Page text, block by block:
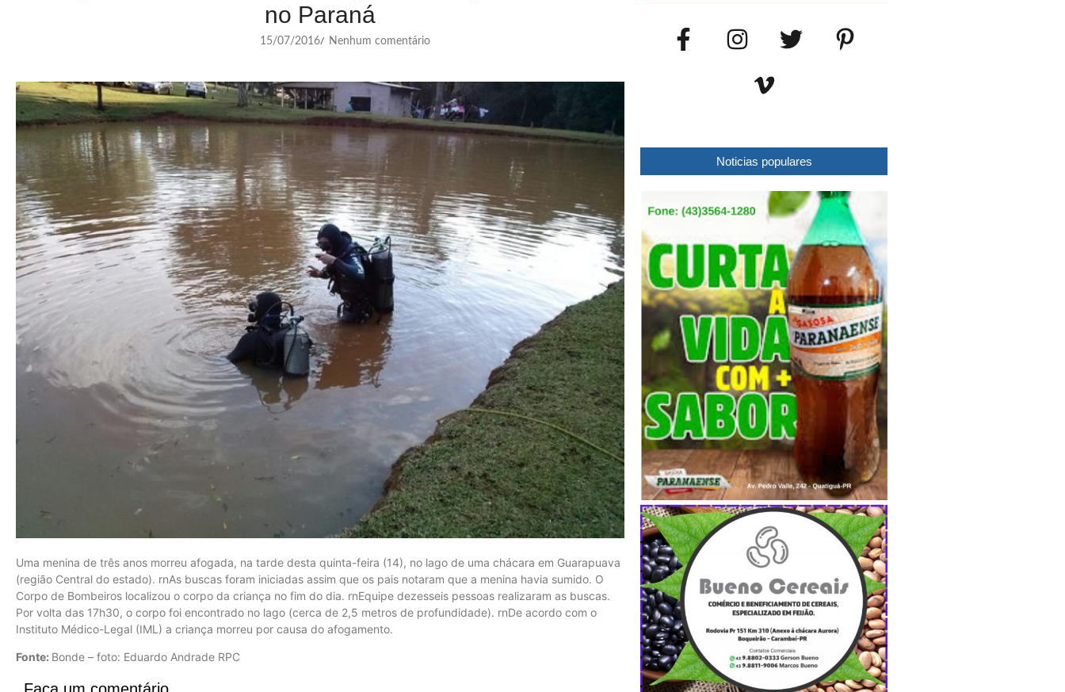
no Paraná
15/07/2016/ Nenhum comentário
Uma menina de três anos morreu afogada, na tarde desta quinta-feira (14), no lago de uma chácara em Guarapuava
(região Central do estado). rnAs buscas foram iniciadas assim que os pais notaram que a menina havia sumido. O
Corpo de Bombeiros localizou o corpo da criança no fim do dia. rnEquipe dezesseis pessoas realizaram as buscas.
Por volta das 17h30, o corpo foi encontrado no lago (cerca de 2,5 metros de profundidade). rnDe acordo com o
Instituto Médico-Legal (IML) a criança morreu por causa do afogamento.
Fonte: Bonde – foto: Eduardo Andrade RPC
Noticias populares